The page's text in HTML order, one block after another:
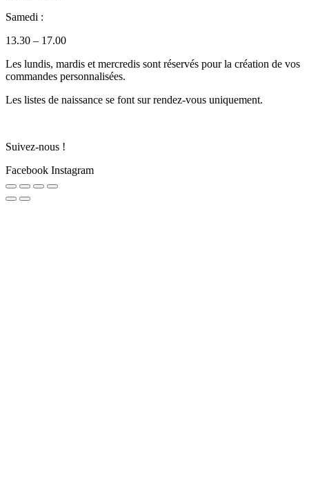
Samedi :
13.30 – 17.00
Les lundis, mardis et mercredis sont réservés pour la création de vos
commandes personnalisées.
Les listes de naissance se font sur rendez-vous uniquement.
Suivez-nous !
Facebook Instagram